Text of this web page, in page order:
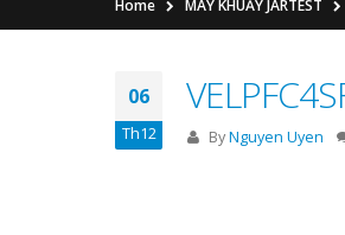
Home MÁY KHUẤY JARTEST
06
Th12 ByNguyen Uyen